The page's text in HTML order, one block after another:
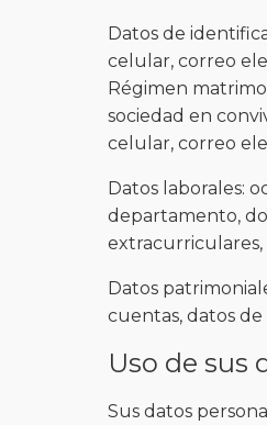
Datos de
celular, correo
Régimen
sociedad en
celular, correo
Datos laborales:
departamento,
extracurriculares,
Datos
cuentas, datos de
Uso de sus
Sus datos